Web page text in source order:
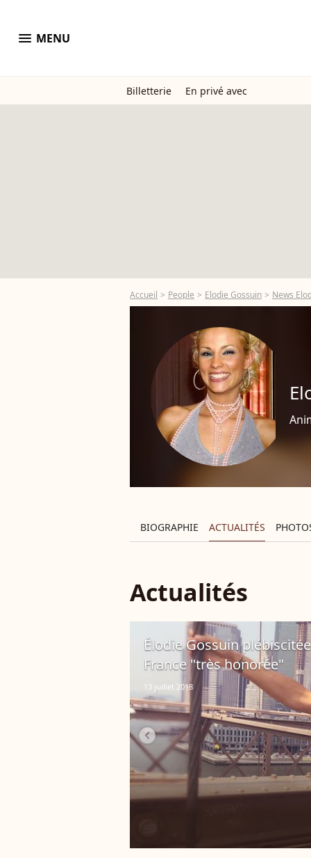
menu MENU
Billetterie En privé avec
Accueil People Elodie Gossuin News
BIOGRAPHIE ACTUALITÉS
Actualités
Élodie Gossuin
France "très honorée"
13 juillet 2018